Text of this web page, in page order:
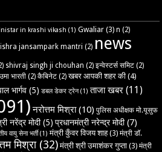
in krashi vikash (1) Gwaliar (3) n (2)
jansampark mantri (2) news
shivraj singh ji chouhan (2) इन्वेस्टर्स समिट (2)
भारती (2) कैबिनेट (2) खबर आपकी शहर की (4)
भार्गव (5) डबल डेकर ट्रेन(1) ताजा खबर (11)
नरोत्तम मिश्रा(10) पुलिस अधीक्षक मो.यूसुफ
नरेंद्र मोदी(5) प्रधानमंत्री नरेन्द्र मोदी(7)
वायु सेना भर्ती(1) मंत्री कुँवर विजय शाह(3) मंत्री डॉ.
मिश्रा(32) मंत्री श्री उमाशंकर गुप्ता (3) मंत्री